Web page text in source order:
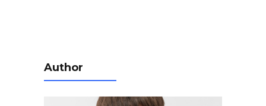
Author